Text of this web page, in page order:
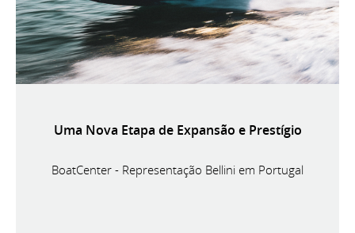
Uma Nova Etapa de Expansão e Prestígio
BoatCenter - Representação Bellini em Portugal